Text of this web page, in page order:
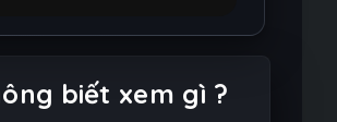
biết xem gì ?